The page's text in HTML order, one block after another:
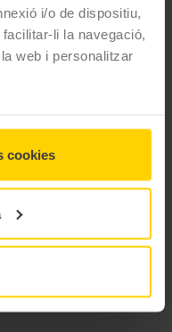
i/o de dispositiu,
li la navegació,
web i personalitzar
cookies
un company de
DRIVEGUARD
92 Y